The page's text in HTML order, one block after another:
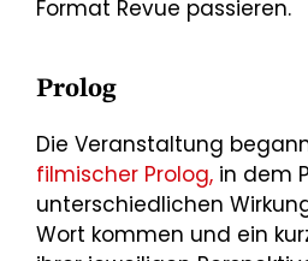
Format Revue passieren.
Prolog
Die Veranstaltung
filmischer Prolog, in dem
unterschiedlichen
Wort kommen und ein